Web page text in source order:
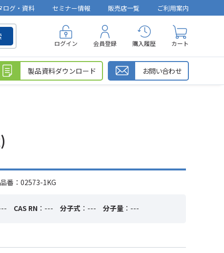
ログ・資料 セミナー情報 販売店一覧 ご利用案内
ログイン 会員登録 購入履歴 カート
製品資料ダウンロード お問い合わせ
番：02573-1KG
CAS RN ：--- 分子式 ：--- 分子量 ：---